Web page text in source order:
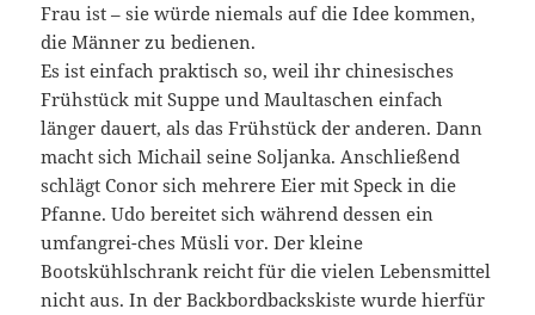
Frau ist – sie würde niemals auf die Idee kommen,
die Männer zu bedienen.
Es ist einfach praktisch so, weil ihr chinesisches
Frühstück mit Suppe und Maultaschen einfach
länger dauert, als das Frühstück der anderen. Dann
macht sich Michail seine Soljanka. Anschließend
schlägt Conor sich mehrere Eier mit Speck in die
Pfanne. Udo bereitet sich während dessen ein
umfangrei-ches Müsli vor. Der kleine
Bootskühlschrank reicht für die vielen Lebensmittel
nicht aus. In der Backbordbackskiste wurde hierfür